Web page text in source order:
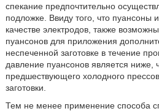
спекание предпочтительно
подложке. Ввиду того, что пуансоны
качестве электродов, также
пуансонов для приложения
неспеченной заготовке в течение
давление пуансонов является ниже,
предшествующего холодного
заготовки.
Тем не менее применение способа